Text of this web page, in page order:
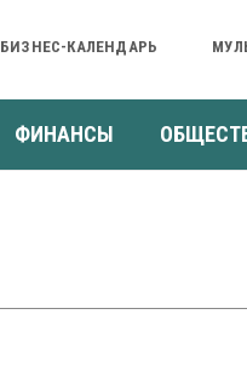
БИЗНЕС-КАЛЕНДАРЬ
ФИНАНСЫ